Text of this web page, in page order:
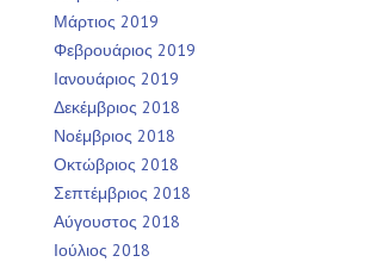
Μάρτιος 2019
Φεβρουάριος 2019
Ιανουάριος 2019
Δεκέμβριος 2018
Νοέμβριος 2018
Οκτώβριος 2018
Σεπτέμβριος 2018
Αύγουστος 2018
Ιούλιος 2018